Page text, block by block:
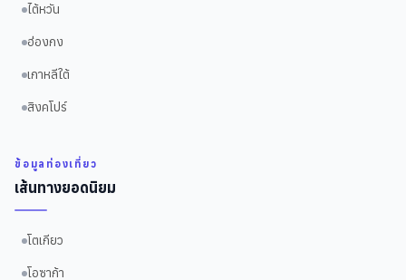
ไต้หวัน
ฮ่องกง
เกาหลีใต้
สิงคโปร์
ข้อมูลท่องเที่ยว
เส้นทางยอดนิยม
โตเกียว
โอซาก้า